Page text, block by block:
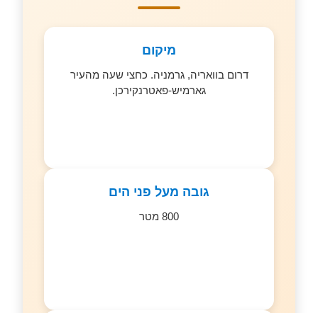
מיקום
דרום בוואריה, גרמניה. כחצי שעה מהעיר
גארמיש-פאטרנקירכן.
גובה מעל פני הים
800 מטר